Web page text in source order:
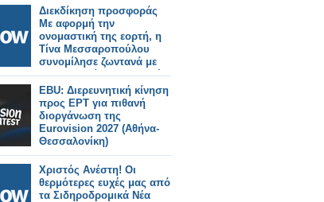
Διεκδίκηση προσφοράς
Με αφορμή την
ονομαστική της εορτή, η
Τίνα Μεσσαροπούλου
συνομίλησε ζωντανά με
την Σταματίνα Τσιμτσιλή
και την τηλεοπτική της
παρέα το πρωινό της
Πέμπτης στο Happy Day
του Alpha. Κι αυτό, μιας
και αμέσως μετά τις ευχές
στους συνεργάτες που
βρίσκονταν μπροστά και
πίσω από τις κά
EBU: Διερευνητική κίνηση
προς ΕΡΤ για πιθανή
διοργάνωση της
Eurovision 2027 (Αθήνα-
Θεσσαλονίκη)
Χριστός Ανέστη! Οι
θερμότερες ευχές μας από
τα Σιδηροδρομικά Νέα